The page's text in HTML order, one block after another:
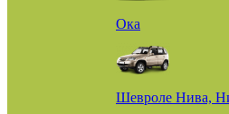
Ока
Шевроле Нива,